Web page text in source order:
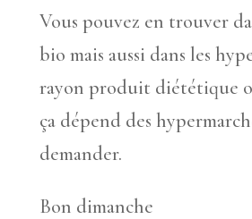
Vous pouvez en trouver
bio mais aussi dans les
rayon produit diététique
ça dépend des
demander.
Bon dimanche